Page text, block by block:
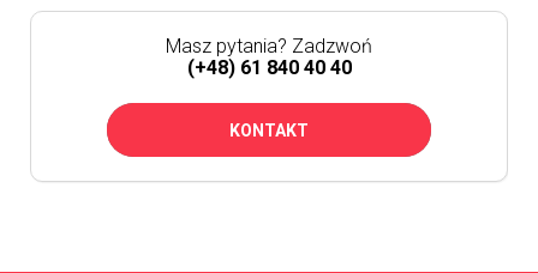
Masz pytania? Zadzwoń
(+48) 61 840 40 40
KONTAKT